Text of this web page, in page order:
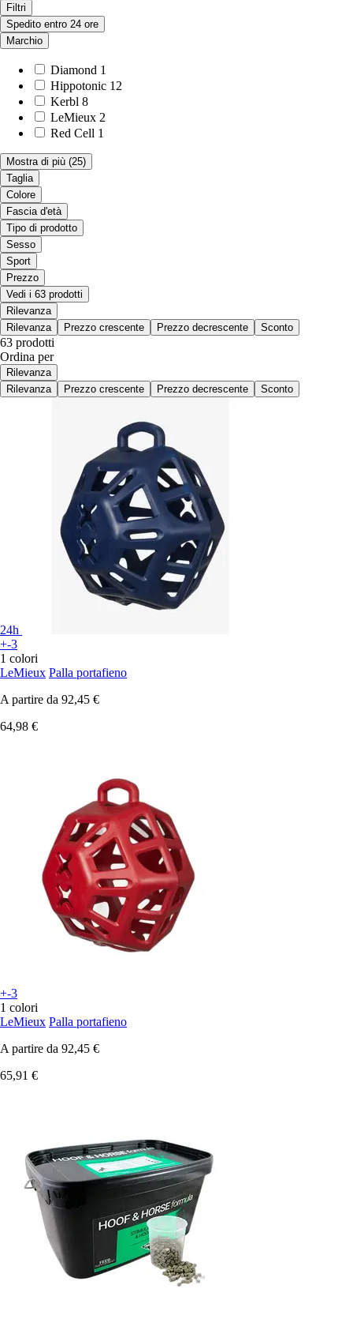
Filtri
Spedito entro 24 ore
Marchio
Diamond 1
Hippotonic 12
Kerbl 8
LeMieux 2
Red Cell 1
Mostra di più (25)
Taglia
Colore
Fascia d'età
Tipo di prodotto
Sesso
Sport
Prezzo
Vedi i 63 prodotti
Rilevanza
Rilevanza
Prezzo crescente Prezzo decrescente Sconto
63 prodotti
Ordina per
Rilevanza
Rilevanza
Prezzo crescente Prezzo decrescente Sconto
24h
+-3
1 colori
LeMieux Palla portafieno
A partire da 92,45 €
64,98 €
+-3
1 colori
LeMieux Palla portafieno
A partire da 92,45 €
65,91 €